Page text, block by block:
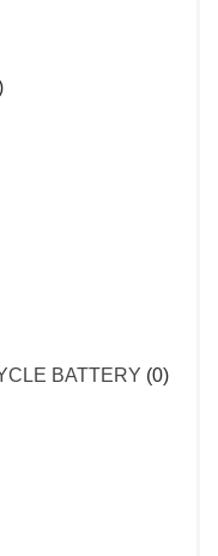
BATTERY (0)